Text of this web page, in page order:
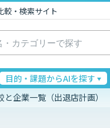
較・検索サイト
目的・課題からAIを探す
企業一覧（出退店計画）